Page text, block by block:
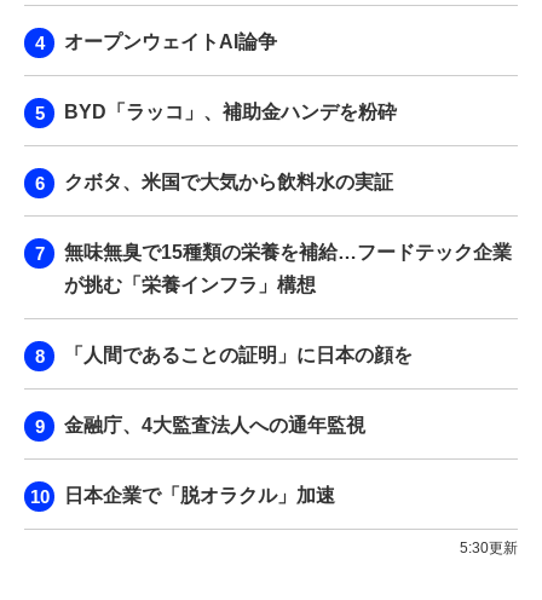
オープンウェイトAI論争
BYD「ラッコ」、補助金ハンデを粉砕
クボタ、米国で大気から飲料水の実証
無味無臭で15種類の栄養を補給…フードテック企業
が挑む「栄養インフラ」構想
「人間であることの証明」に日本の顔を
金融庁、4大監査法人への通年監視
日本企業で「脱オラクル」加速
5:30更新